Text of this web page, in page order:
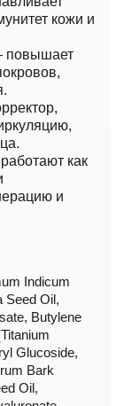
кожи и
как
и
Indicum
Seed Oil,
Butylene
Glucoside,
Bark
Oil,